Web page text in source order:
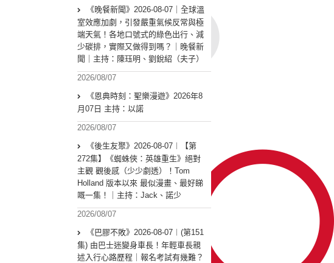
《晚餐新聞》2026-08-07｜全球溫
室效應加劇，引發嚴重氣候反常與極
端天氣！各地口號式的綠色出行、減
少碳排，實際又做得到嗎？｜晚餐新
聞｜主持：陳珏明、劉銳紹（夫子）
2026/08/07
《恩典時刻：聖樂漫遊》2026年8
月07日 主持：以諾
2026/08/07
《後生友聚》2026-08-07︱【第
272集】《蜘蛛俠：英雄重生》絕對
主觀 觀後感（少少劇透）！Tom
Holland 版本以來 最似漫畫、最好睇
嘅一集！｜主持：Jack、諾少
2026/08/07
《巴膠不敗》2026-08-07︱(第151
集) 由巴士迷變身車長！年輕車長親
述入行心路歷程｜報名考試有幾難？